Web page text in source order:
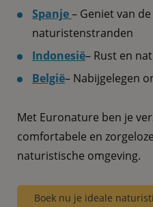
Spanje– Geniet van
naturistenstranden
Indonesië– Rust en
België– Nabijgelegen
Met Euronature ben je
comfortabele en
naturistische omgeving.
Boek nu je ideale